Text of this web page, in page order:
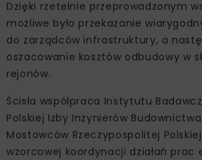
Dzięki rzetelnie przeprowadzonym
możliwe było przekazanie
do zarządców infrastruktury, a
oszacowanie kosztów odbudowy w
rejonów.
Ścisła współpraca Instytutu
Polskiej Izby Inżynierów
Mostowców Rzeczypospolitej
wzorcowej koordynacji działań prac